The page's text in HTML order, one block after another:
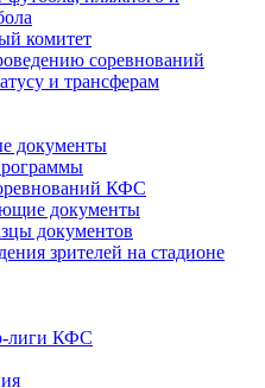
комитет
соревнований
и трансферам
документы
КФС
документы
документов
зрителей на стадионе
лиги КФС